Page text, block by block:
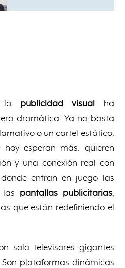
la publicidad visual ha
dramática. Ya no basta
o un cartel estático.
hoy esperan más: quieren
y una conexión real con
entran en juego las
las pantallas publicitarias,
que están redefiniendo el
solo televisores gigantes
plataformas dinámicas